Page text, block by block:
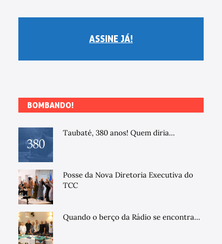
ASSINE JÁ!
BOMBANDO!
Taubaté, 380 anos! Quem diria...
Posse da Nova Diretoria Executiva do
TCC
Quando o berço da Rádio se encontra...